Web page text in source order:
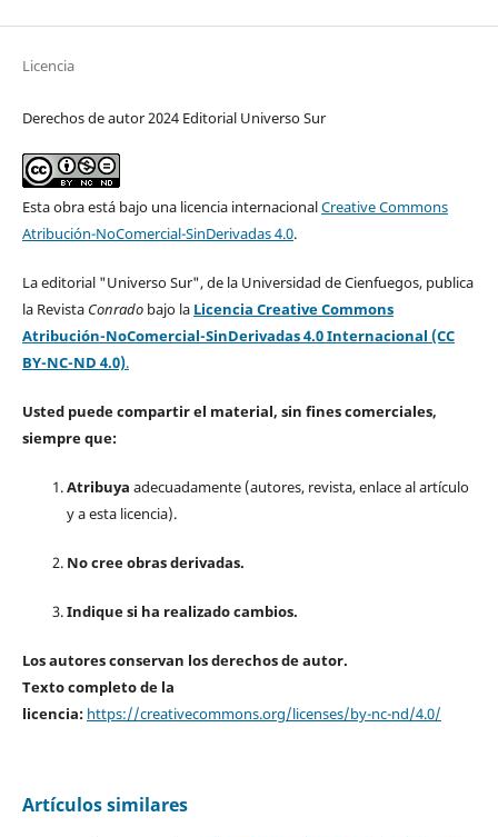
Licencia
Derechos de autor 2024 Editorial Universo Sur
Esta obra está bajo una licencia internacionalCreative Commons
Atribución-NoComercial-SinDerivadas 4.0.
La editorial "Universo Sur", de la Universidad de Cienfuegos, publica
la Revista Conradobajo la Licencia Creative Commons
Atribución-NoComercial-SinDerivadas 4.0 Internacional (CC
BY-NC-ND 4.0).
Usted puede compartir el material, sin fines comerciales,
siempre que:
Atribuya adecuadamente (autores, revista, enlace al artículo
y a esta licencia).
No cree obras derivadas.
Indique si ha realizado cambios.
Los autores conservan los derechos de autor.
Texto completo de la
licencia: https://creativecommons.org/licenses/by-nc-nd/4.0/
Artículos similares